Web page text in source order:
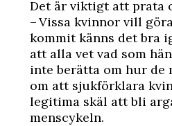
Det är viktigt att prata
– Vissa kvinnor vill
kommit känns det bra
att alla vet vad som
inte berätta om hur de
om att sjukförklara
legitima skäl att bli
menscykeln.